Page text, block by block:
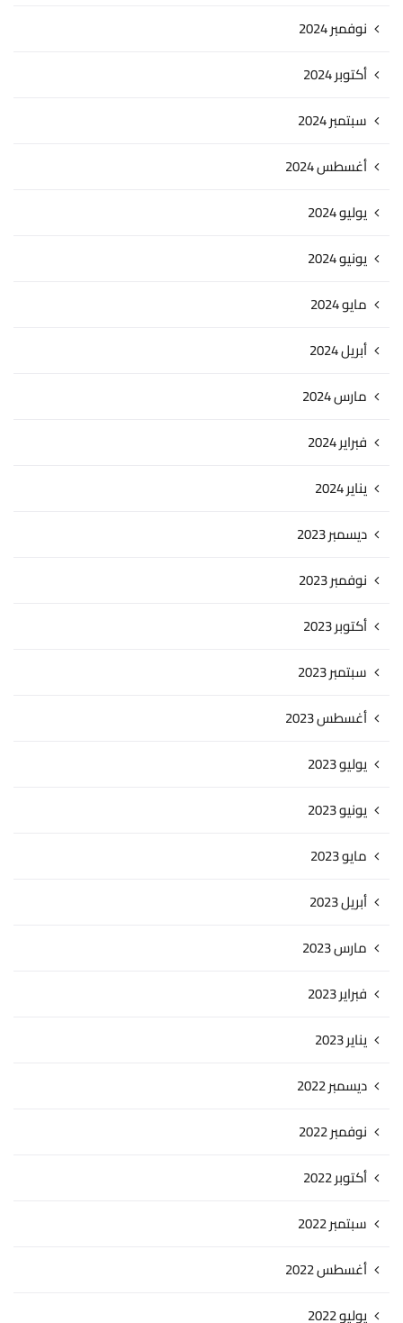
نوفمبر 2024
أكتوبر 2024
سبتمبر 2024
أغسطس 2024
يوليو 2024
يونيو 2024
مايو 2024
أبريل 2024
مارس 2024
فبراير 2024
يناير 2024
ديسمبر 2023
نوفمبر 2023
أكتوبر 2023
سبتمبر 2023
أغسطس 2023
يوليو 2023
يونيو 2023
مايو 2023
أبريل 2023
مارس 2023
فبراير 2023
يناير 2023
ديسمبر 2022
نوفمبر 2022
أكتوبر 2022
سبتمبر 2022
أغسطس 2022
يوليو 2022